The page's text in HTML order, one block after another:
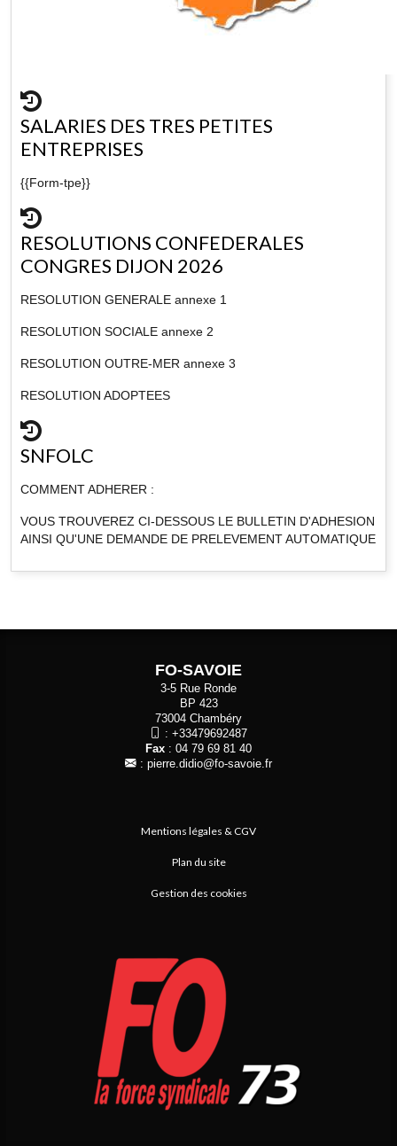
SALARIES DES TRES PETITES
ENTREPRISES
{{Form-tpe}}
RESOLUTIONS CONFEDERALES
CONGRES DIJON 2026
RESOLUTION GENERALE annexe 1
RESOLUTION SOCIALE annexe 2
RESOLUTION OUTRE-MER annexe 3
RESOLUTION ADOPTEES
SNFOLC
COMMENT ADHERER :
VOUS TROUVEREZ CI-DESSOUS LE BULLETIN D'ADHESION
AINSI QU'UNE DEMANDE DE PRELEVEMENT AUTOMATIQUE
FO-SAVOIE
3-5 Rue Ronde
BP 423
73004 Chambéry
: +33479692487
Fax : 04 79 69 81 40
: pierre.didio@fo-savoie.fr
Mentions légales & CGV
Plan du site
Gestion des cookies